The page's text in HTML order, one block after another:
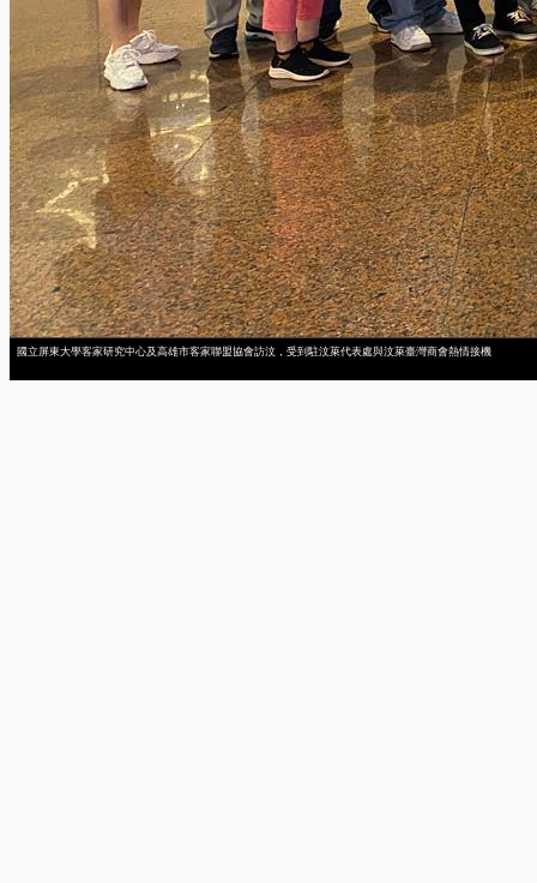
國立屏東大學客家研究中心及高雄市客家聯盟協會訪汶，受到駐汶萊代表處與汶萊臺灣商會熱情接機